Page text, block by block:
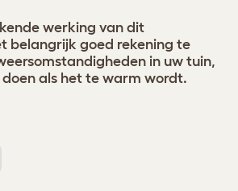
werking van dit
belangrijk goed rekening te
in uw tuin,
als het te warm wordt.